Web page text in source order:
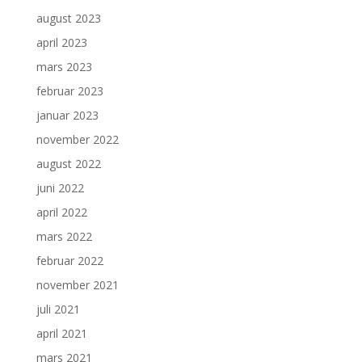
august 2023
april 2023
mars 2023
februar 2023
januar 2023
november 2022
august 2022
juni 2022
april 2022
mars 2022
februar 2022
november 2021
juli 2021
april 2021
mars 2021